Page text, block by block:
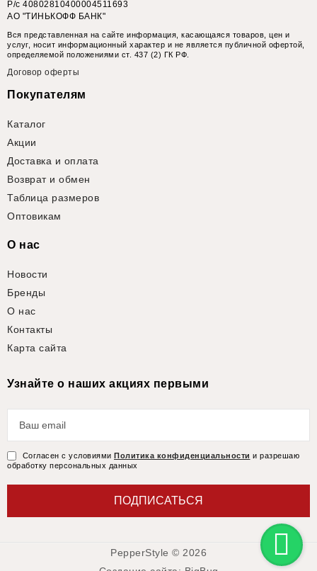
Р/с 40802810400004511693
АО "ТИНЬКОФФ БАНК"
Вся представленная на сайте информация, касающаяся товаров, цен и
услуг, носит информационный характер и не является публичной офертой,
определяемой положениями ст. 437 (2) ГК РФ.
Договор оферты
Покупателям
Каталог
Акции
Доставка и оплата
Возврат и обмен
Таблица размеров
Оптовикам
О нас
Новости
Бренды
О нас
Контакты
Карта сайта
Узнайте о наших акциях первыми
Согласен с условиями Политика конфиденциальности и разрешаю
обработку персональных данных
ПОДПИСАТЬСЯ
PepperStyle © 2026